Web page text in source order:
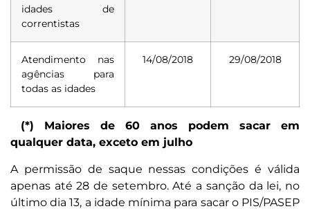
idades de
correntistas
Atendimento nas
agências para
todas as idades
14/08/2018 29/08/2018
(*) Maiores de 60 anos podem sacar em
qualquer data, exceto em julho
A permissão de saque nessas condições é válida
apenas até 28 de setembro. Até a sanção da lei, no
último dia 13, a idade mínima para sacar o PIS/PASEP